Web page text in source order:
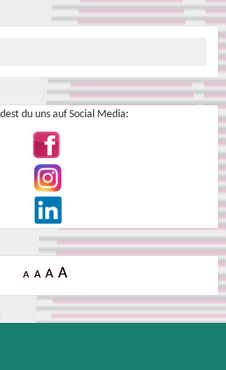
du uns auf Social Media:
A A A A